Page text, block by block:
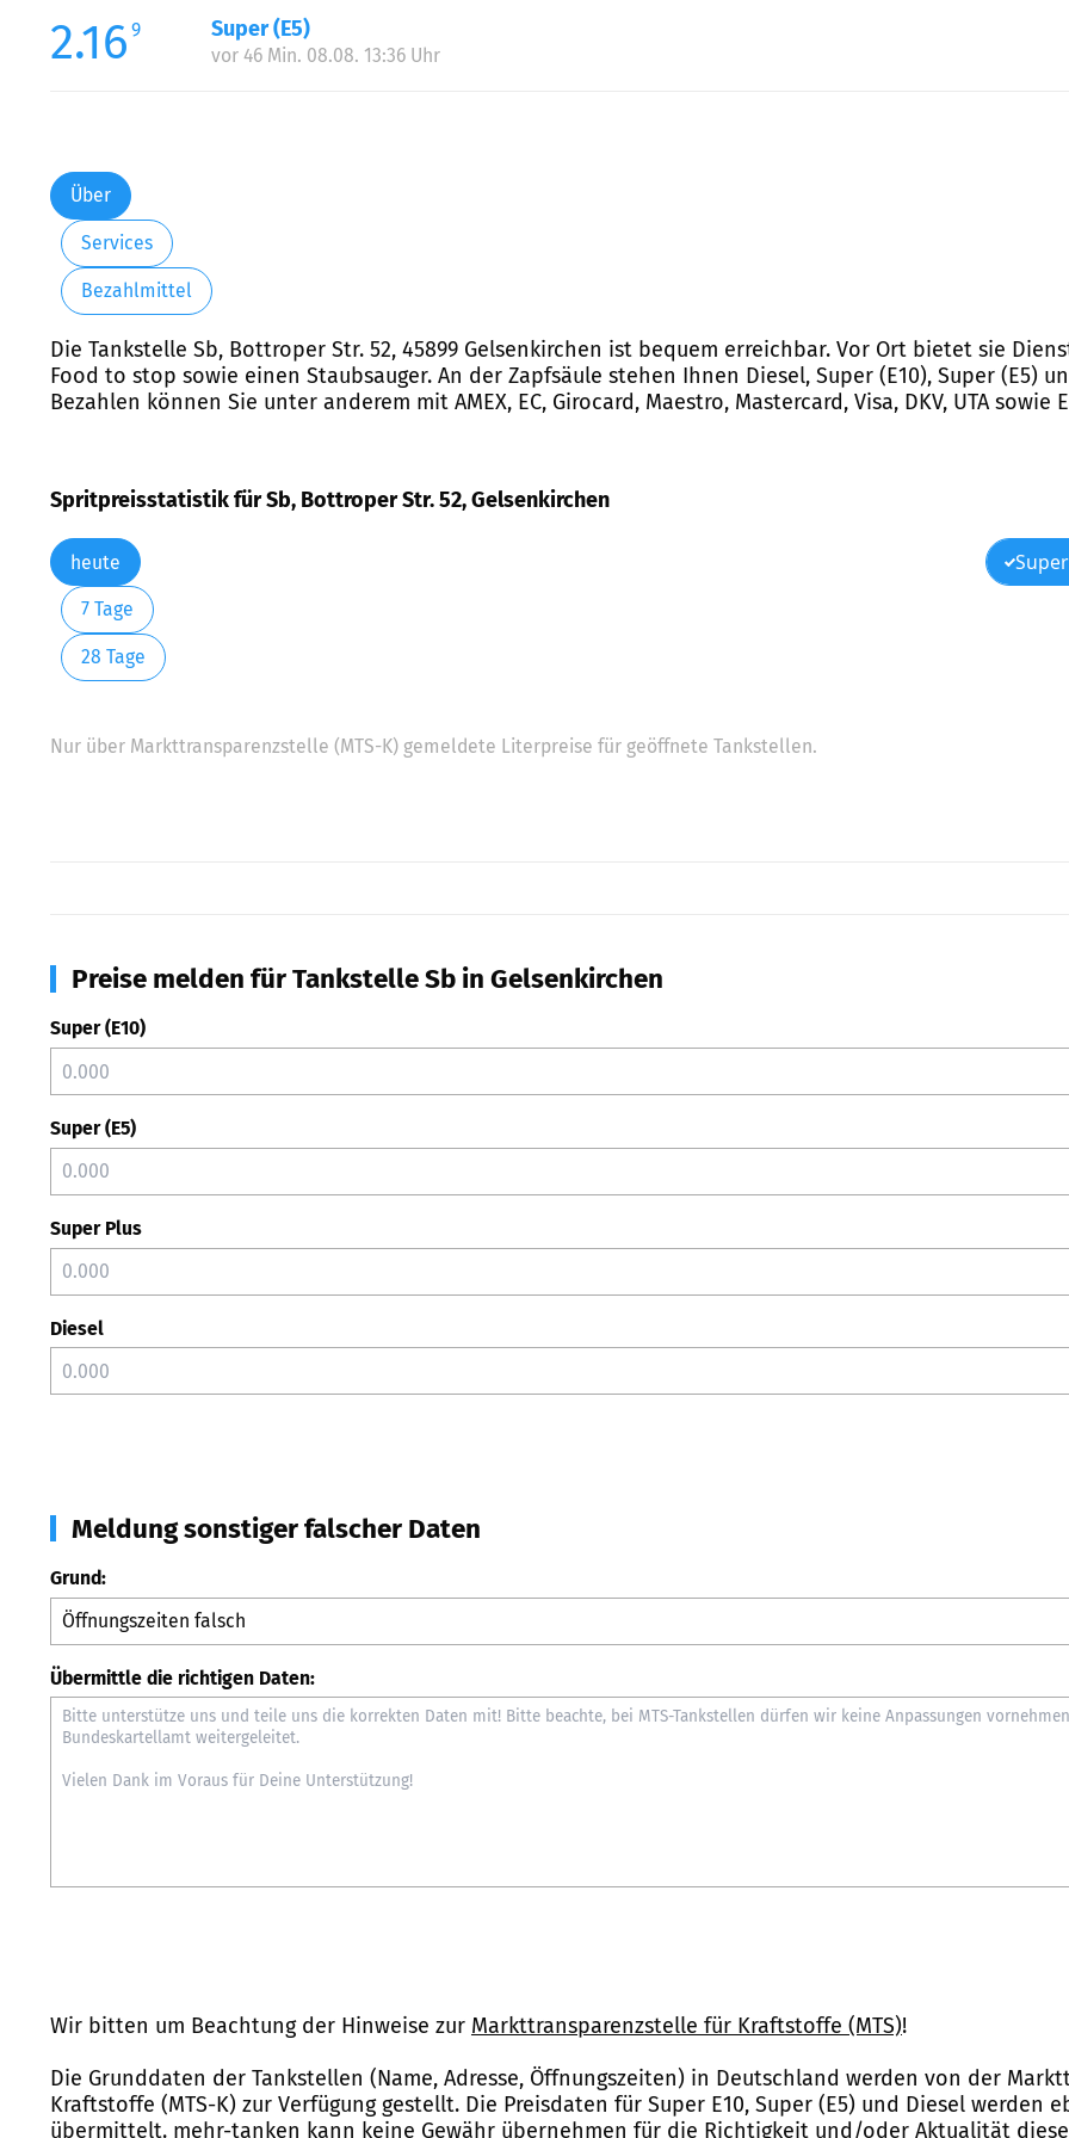
2.16 9 Super (E5)
vor 46 Min. 08.08. 13:36 Uhr
Über
Services
Bezahlmittel
Die Tankstelle Sb, Bottroper Str. 52, 45899 Gelsenkirchen ist bequem erreichbar. Vor Ort bietet sie
Food to stop sowie einen Staubsauger. An der Zapfsäule stehen Ihnen Diesel, Super (E10), Super (E5)
Bezahlen können Sie unter anderem mit AMEX, EC, Girocard, Maestro, Mastercard, Visa, DKV, UTA sowie
Spritpreisstatistik für Sb, Bottroper Str. 52, Gelsenkirchen
heute
7 Tage
28 Tage
Nur über Markttransparenzstelle (MTS-K) gemeldete Literpreise für geöffnete Tankstellen.
Preise melden für Tankstelle Sb in Gelsenkirchen
Super (E10)
Super (E5)
Super Plus
Diesel
Meldung sonstiger falscher Daten
Grund:
Übermittle die richtigen Daten:
Wir bitten um Beachtung der Hinweise zur Markttransparenzstelle für Kraftstoffe (MTS)!
Die Grunddaten der Tankstellen (Name, Adresse, Öffnungszeiten) in Deutschland werden von der
Kraftstoffe (MTS-K) zur Verfügung gestellt. Die Preisdaten für Super E10, Super (E5) und Diesel werden
übermittelt. mehr-tanken kann keine Gewähr übernehmen für die Richtigkeit und/oder Aktualität